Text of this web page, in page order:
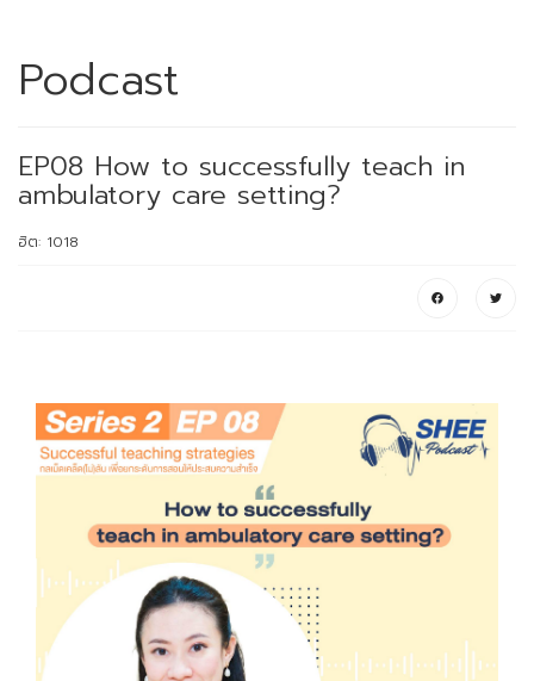
Podcast
EP08 How to successfully teach in
ambulatory care setting?
ฮิต: 1018